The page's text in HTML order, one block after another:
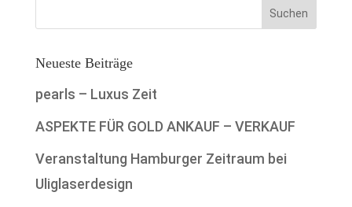
Neueste Beiträge
pearls – Luxus Zeit
ASPEKTE FÜR GOLD ANKAUF – VERKAUF
Veranstaltung Hamburger Zeitraum bei
Uliglaserdesign